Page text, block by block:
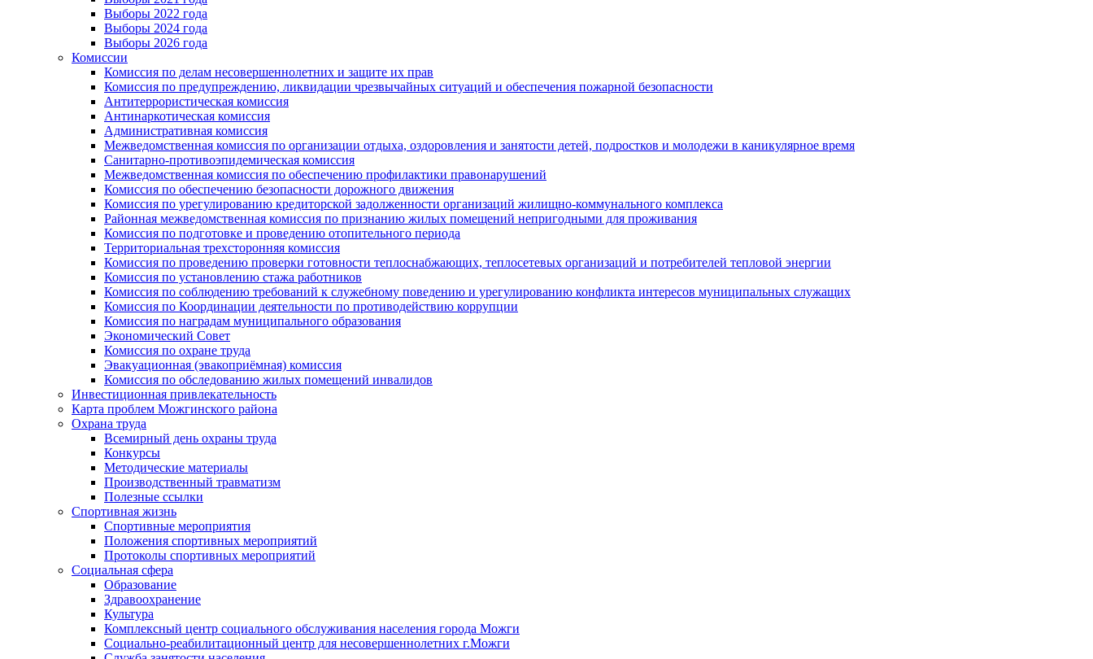
Выборы 2022 года
Выборы 2024 года
Выборы 2026 года
Комиссии
Комиссия по делам несовершеннолетних и защите их прав
Комиссия по предупреждению, ликвидации чрезвычайных ситуаций и обеспечения пожарной безопасности
Антитеррористическая комиссия
Антинаркотическая комиссия
Административная комиссия
Межведомственная комиссия по организации отдыха, оздоровления и занятости детей, подростков и молодежи в каникулярное время
Санитарно-противоэпидемическая комиссия
Межведомственная комиссия по обеспечению профилактики правонарушений
Комиссия по обеспечению безопасности дорожного движения
Комиссия по урегулированию кредиторской задолженности организаций жилищно-коммунального комплекса
Районная межведомственная комиссия по признанию жилых помещений непригодными для проживания
Комиссия по подготовке и проведению отопительного периода
Территориальная трехсторонняя комиссия
Комиссия по проведению проверки готовности теплоснабжающих, теплосетевых организаций и потребителей тепловой энергии
Комиссия по установлению стажа работников
Комиссия по соблюдению требований к служебному поведению и урегулированию конфликта интересов муниципальных служащих
Комиссия по Координации деятельности по противодействию коррупции
Комиссия по наградам муниципального образования
Экономический Совет
Комиссия по охране труда
Эвакуационная (эвакоприёмная) комиссия
Комиссия по обследованию жилых помещений инвалидов
Инвестиционная привлекательность
Карта проблем Можгинского района
Охрана труда
Всемирный день охраны труда
Конкурсы
Методические материалы
Производственный травматизм
Полезные ссылки
Спортивная жизнь
Спортивные мероприятия
Положения спортивных мероприятий
Протоколы спортивных мероприятий
Социальная сфера
Образование
Здравоохранение
Культура
Комплексный центр социального обслуживания населения города Можги
Социально-реабилитационный центр для несовершеннолетних г.Можги